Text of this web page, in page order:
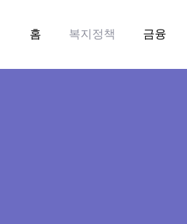
홈 복지정책 금융